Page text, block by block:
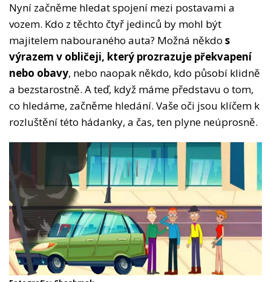
Nyní začněme hledat spojení mezi postavami a
vozem. Kdo z těchto čtyř jedinců by mohl být
majitelem nabouraného auta? Možná někdo s
výrazem v obličeji, který prozrazuje překvapení
nebo obavy, nebo naopak někdo, kdo působí klidně
a bezstarostně. A teď, když máme představu o tom,
co hledáme, začněme hledání. Vaše oči jsou klíčem k
rozluštění této hádanky, a čas, ten plyne neúprosně.